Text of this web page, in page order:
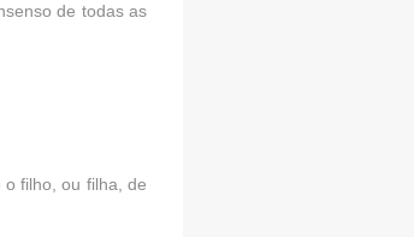
de todas as
filho, ou filha, de